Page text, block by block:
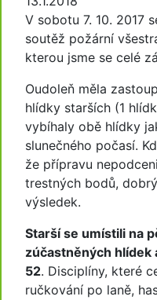
V sobotu 7. 10. 2017
soutěž požární
kterou jsme se celé
Oudoleň měla
hlídky starších (1
vybíhaly obě hlídky
slunečného počasí.
že přípravu
trestných bodů,
výsledek.
Starší se umístili na
zúčastněných hlídek
52. Disciplíny, které
ručkování po laně,